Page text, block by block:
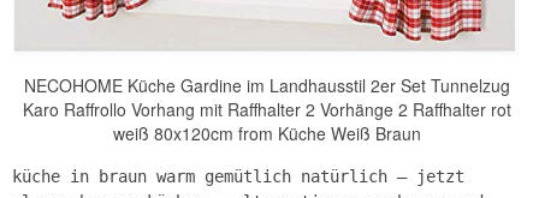
NECOHOME Küche Gardine im Landhausstil 2er Set Tunnelzug
Karo Raffrollo Vorhang mit Raffhalter 2 Vorhänge 2 Raffhalter rot
weiß 80x120cm from Küche Weiß Braun
küche in braun warm gemütlich natürlich – jetzt